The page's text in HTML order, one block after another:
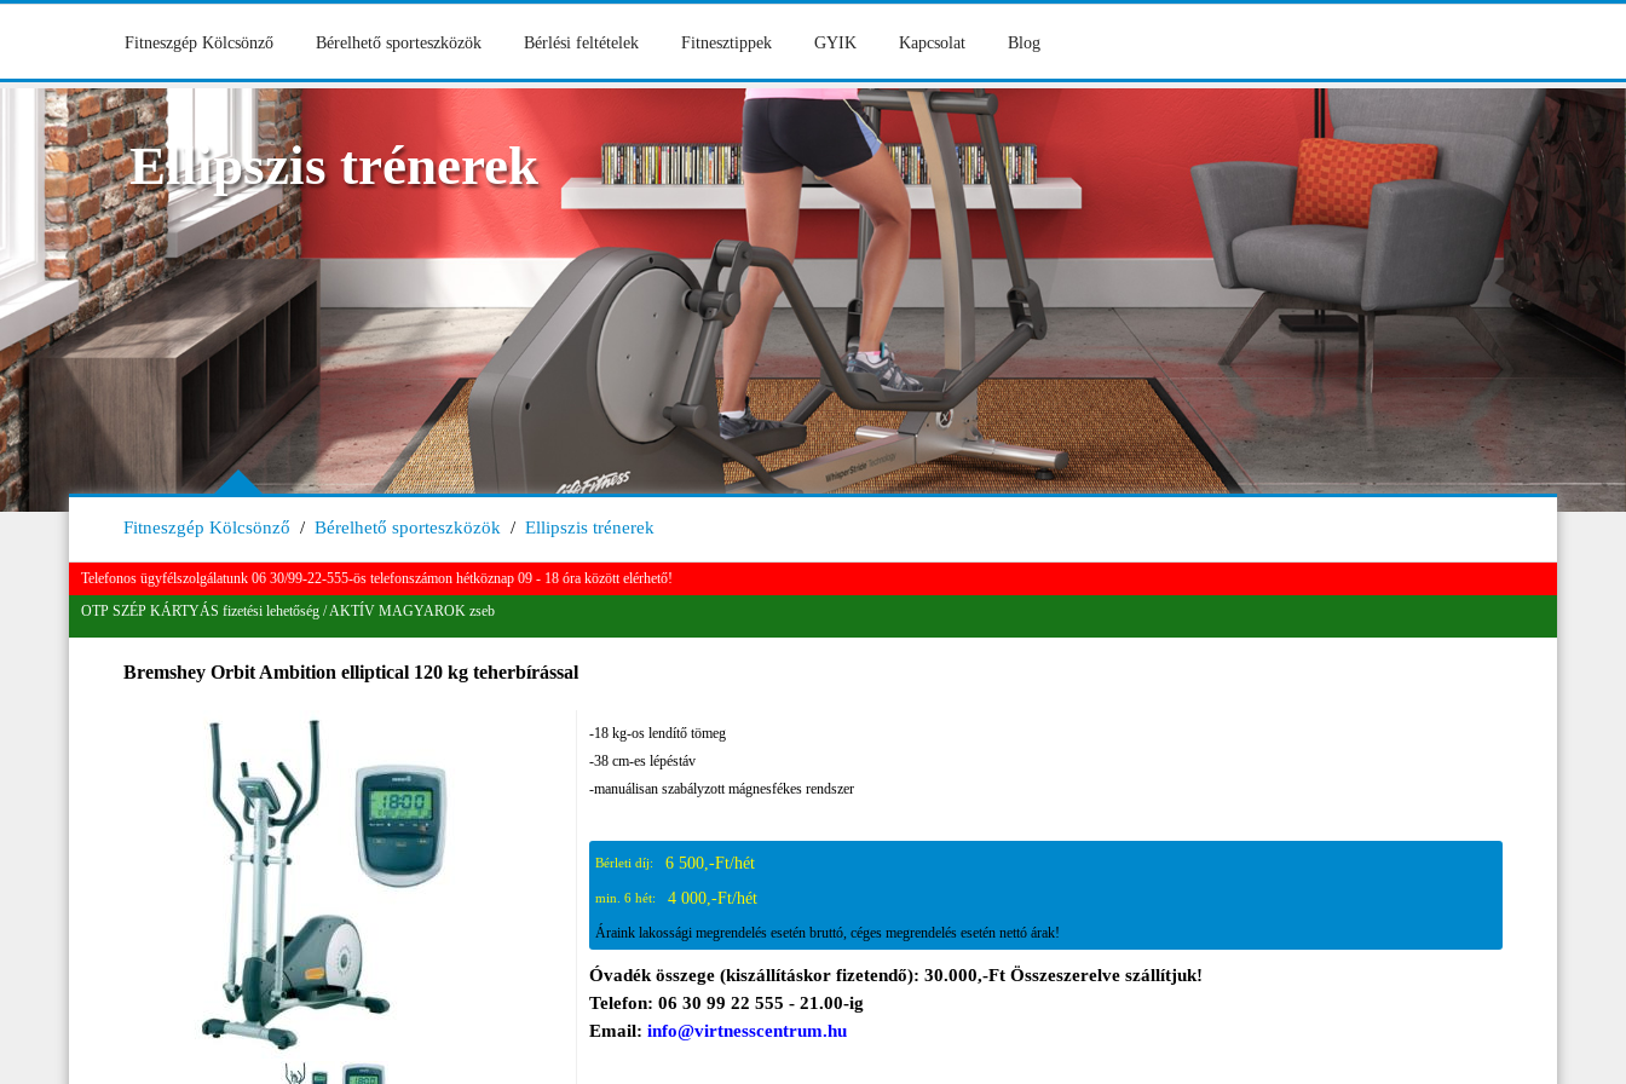
Fitneszgép Kölcsönző Bérelhető sporteszközök Bérlési feltételek Fitnesztippek GYIK Kapcsolat Blog
Ellipszis trénerek
Fitneszgép Kölcsönző / Bérelhető sporteszközök / Ellipszis trénerek
Telefonos ügyfélszolgálatunk 06 30/99-22-555-ös telefonszámon hétköznap 09 - 18 óra között elérhető!
OTP SZÉP KÁRTYÁS fizetési lehetőség / AKTÍV MAGYAROK zseb
Bremshey Orbit Ambition elliptical 120 kg teherbírással
-18 kg-os lendítő tömeg
-38 cm-es lépéstáv
-manuálisan szabályzott mágnesfékes rendszer
Bérleti díj: 6 500,-Ft/hét
min. 6 hét: 4 000,-Ft/hét
Áraink lakossági megrendelés esetén bruttó, céges megrendelés esetén nettó árak!
Óvadék összege (kiszállításkor fizetendő): 30.000,-Ft Összeszerelve szállítjuk!
Telefon: 06 30 99 22 555 - 21.00-ig
Email: info@virtnesscentrum.hu